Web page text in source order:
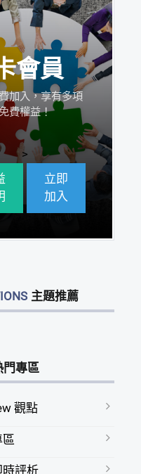
會員
加入，享有多項
費權益！
>
立即
加入
主題推薦
門專區
觀點
區
時評析